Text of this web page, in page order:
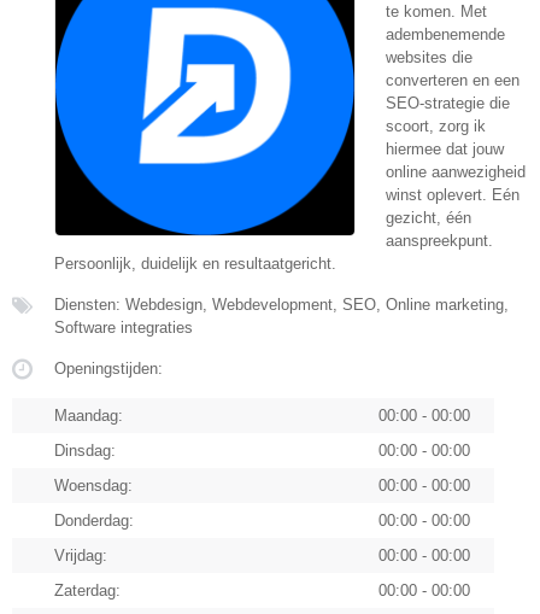
te komen. Met
adembenemende
websites die
converteren en een
SEO-strategie die
scoort, zorg ik
hiermee dat jouw
online aanwezigheid
winst oplevert. Eén
gezicht, één
aanspreekpunt.
Persoonlijk, duidelijk en resultaatgericht.
Diensten: Webdesign, Webdevelopment, SEO, Online marketing,
Software integraties
Openingstijden:
Maandag:
00:00 - 00:00
Dinsdag:
00:00 - 00:00
Woensdag:
00:00 - 00:00
Donderdag:
00:00 - 00:00
Vrijdag:
00:00 - 00:00
Zaterdag:
00:00 - 00:00